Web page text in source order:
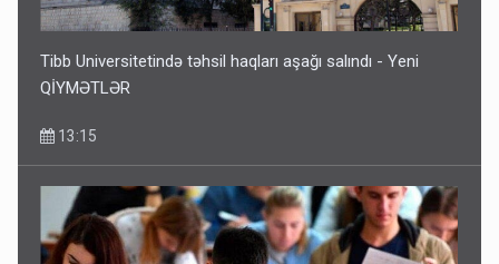
Tibb Universitetində təhsil haqları aşağı salındı - Yeni
QİYMƏTLƏR
13:15